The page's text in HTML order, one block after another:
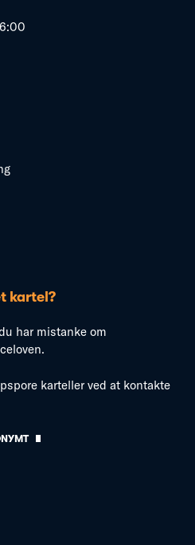
kartel?
har mistanke om
karteller ved at kontakte